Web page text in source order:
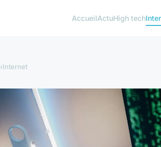
AccueilActuHigh tech
›Internet